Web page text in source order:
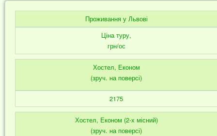
Проживання у Львові
Ціна туру,
грн/ос
Хостел, Економ
(зруч. на поверсі)
2175
Хостел, Економ (2-х місний)
(зруч. на поверсі)